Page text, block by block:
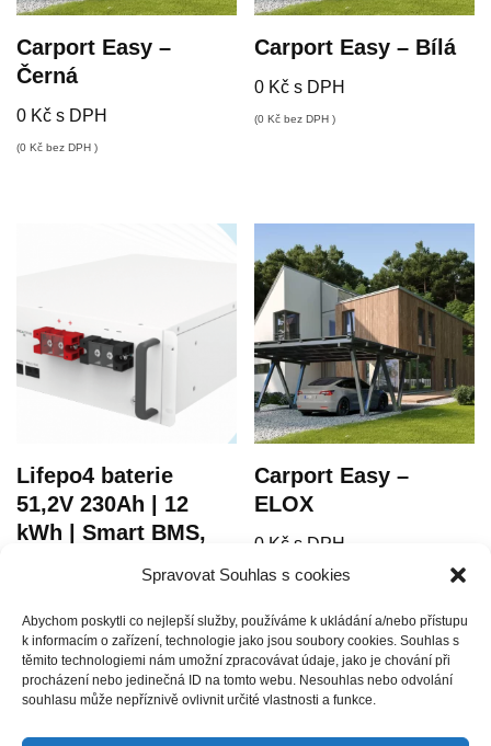
Spravovat Souhlas s cookies
Abychom poskytli co nejlepší služby, používáme k ukládání a/nebo přístupu
k informacím o zařízení, technologie jako jsou soubory cookies. Souhlas s
těmito technologiemi nám umožní zpracovávat údaje, jako je chování při
procházení nebo jedinečná ID na tomto webu. Nesouhlas nebo odvolání
souhlasu může nepříznivě ovlivnit určité vlastnosti a funkce.
Carport Easy –
Černá
0 Kč s DPH
(0 Kč bez DPH )
Carport Easy – Bílá
0 Kč s DPH
(0Kč bez DPH )
Lifepo4 baterie
51,2V 230Ah | 12
kWh | Smart BMS,
66429Kčs DPH
54900Kčbez DPH )
Carport Easy –
ELOX
0 Kč s DPH
( 0Kč bez DPH )